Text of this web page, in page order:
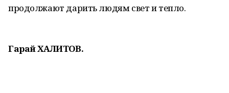
продолжают дарить людям свет и тепло.
Гарай ХАЛИТОВ.